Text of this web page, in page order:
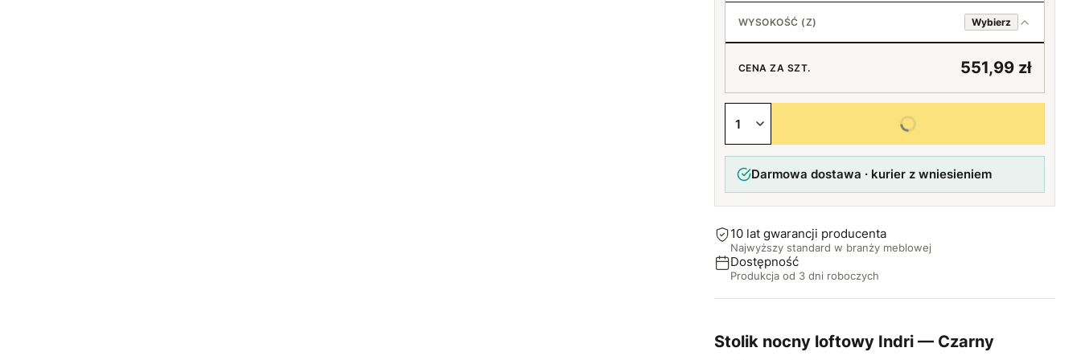
45 cm +20 zł
55 cm +40 zł
30 cm
+20 zł
40 cm
50 cm
WYSOKOŚĆ (Z) Wybierz
50 cm
55 cm
65 cm
75 cm
CENA ZA SZT. 551,99 zł
Wybierz wszystkie opcje
Darmowa dostawa · kurier z wniesieniem
10 lat gwarancji producenta
Najwyższy standard w branży meblowej
Dostępność
Produkcja od 3 dni roboczych
Stolik nocny loftowy Indri — Czarny